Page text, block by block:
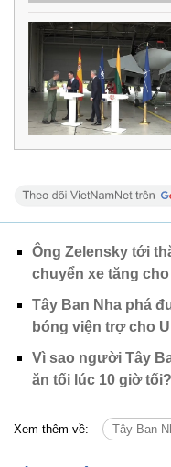
Ông Zelensky tới
chuyển xe tăng
Tây Ban Nha phá
bóng viện trợ cho
Vì sao người Tây
ăn tối lúc 10 giờ tối?
Xem thêm về: Tây Ban